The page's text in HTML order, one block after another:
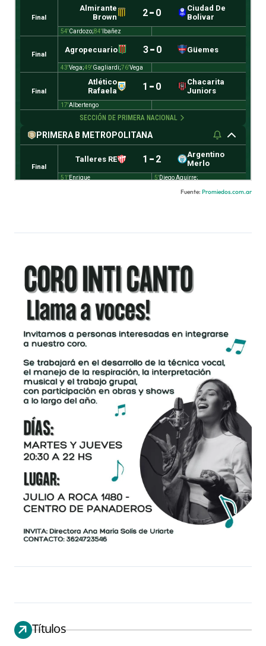
Fuente: Promiedos.com.ar
Títulos